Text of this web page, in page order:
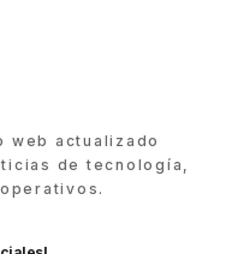
web actualizado
de tecnología,